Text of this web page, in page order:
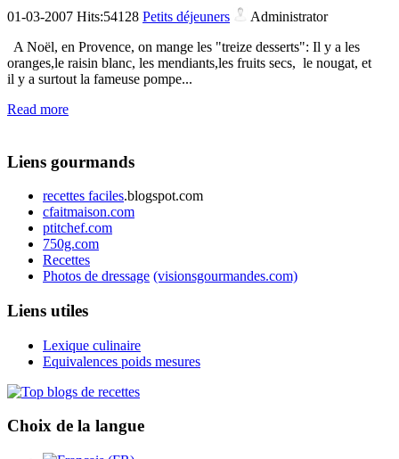
01-03-2007 Hits:54128 Petits déjeuners
Administrator
A Noël, en Provence, on mange les "treize desserts": Il y a les
oranges,le raisin blanc, les mendiants,les fruits secs, le nougat, et
il y a surtout la fameuse pompe...
Read more
Liens gourmands
recettes faciles.blogspot.com
cfaitmaison.com
ptitchef.com
750g.com
Recettes
Photos de dressage (visionsgourmandes.com)
Liens utiles
Lexique culinaire
Equivalences poids mesures
Choix de la langue